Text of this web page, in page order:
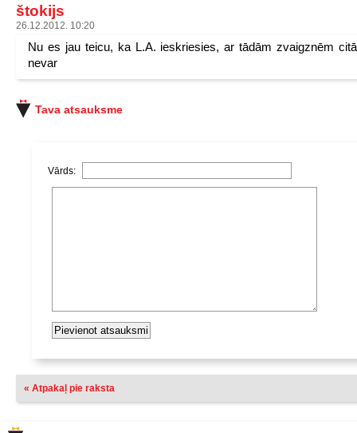
štokijs
26.12.2012. 10:20
Nu es jau teicu, ka L.A. ieskriesies, ar tādām zvaigznēm
nevar
Tava atsauksme
Vārds:
« Atpakaļ pie raksta